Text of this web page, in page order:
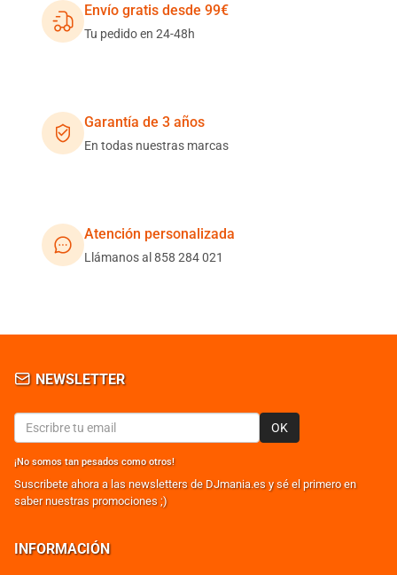
Envío gratis desde 99€
Tu pedido en 24-48h
Garantía de 3 años
En todas nuestras marcas
Atención personalizada
Llámanos al 858 284 021
NEWSLETTER
OK
¡No somos tan pesados como otros!
Suscribete ahora a las newsletters de DJmania.es y sé el primero en
saber nuestras promociones ;)
INFORMACIÓN